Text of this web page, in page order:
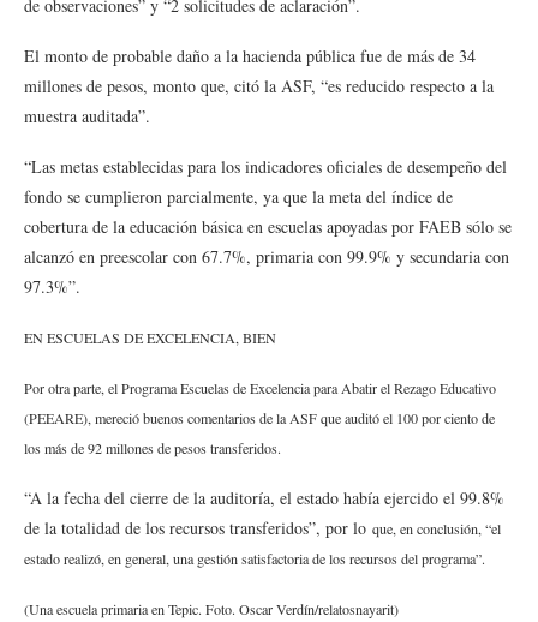
de observaciones” y “2 solicitudes de aclaración”.
El monto de probable daño a la hacienda pública fue de más de 34
millones de pesos, monto que, citó la ASF, “es reducido respecto a la
muestra auditada”.
“Las metas establecidas para los indicadores oficiales de desempeño del
fondo se cumplieron parcialmente, ya que la meta del índice de
cobertura de la educación básica en escuelas apoyadas por FAEB sólo se
alcanzó en preescolar con 67.7%, primaria con 99.9% y secundaria con
97.3%”.
EN ESCUELAS DE EXCELENCIA, BIEN
Por otra parte, el Programa Escuelas de Excelencia para Abatir el Rezago Educativo
(PEEARE), mereció buenos comentarios de la ASF que auditó el 100 por ciento de
los más de 92 millones de pesos transferidos.
“A la fecha del cierre de la auditoría, el estado había ejercido el 99.8%
de la totalidad de los recursos transferidos”, por lo que, en conclusión, “el
estado realizó, en general, una gestión satisfactoria de los recursos del programa”.
(Una escuela primaria en Tepic. Foto. Oscar Verdín/relatosnayarit)